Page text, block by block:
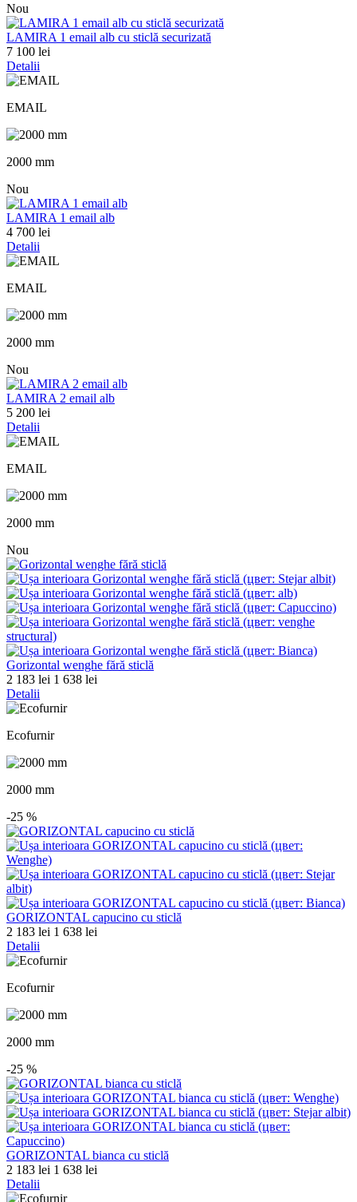
Nou
LAMIRA 1 email alb cu sticlă securizată
7 100 lei
Detalii
EMAIL
2000 mm
Nou
LAMIRA 1 email alb
4 700 lei
Detalii
EMAIL
2000 mm
Nou
LAMIRA 2 email alb
5 200 lei
Detalii
EMAIL
2000 mm
Nou
Gorizontal wenghe fără sticlă
2 183 lei 1 638 lei
Detalii
Ecofurnir
2000 mm
-25 %
GORIZONTAL capucino cu sticlă
2 183 lei 1 638 lei
Detalii
Ecofurnir
2000 mm
-25 %
GORIZONTAL bianca cu sticlă
2 183 lei 1 638 lei
Detalii